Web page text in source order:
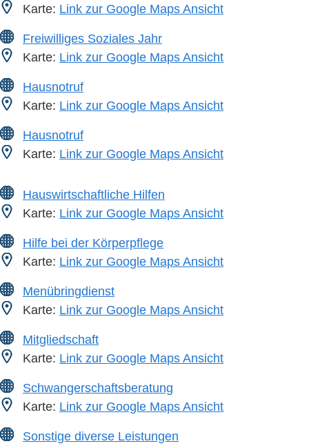
Karte: Link zur Google Maps Ansicht
Freiwilliges Soziales Jahr
Karte: Link zur Google Maps Ansicht
Hausnotruf
Karte: Link zur Google Maps Ansicht
Hausnotruf
Karte: Link zur Google Maps Ansicht
Hauswirtschaftliche Hilfen
Karte: Link zur Google Maps Ansicht
Hilfe bei der Körperpflege
Karte: Link zur Google Maps Ansicht
Menübringdienst
Karte: Link zur Google Maps Ansicht
Mitgliedschaft
Karte: Link zur Google Maps Ansicht
Schwangerschaftsberatung
Karte: Link zur Google Maps Ansicht
Sonstige diverse Leistungen